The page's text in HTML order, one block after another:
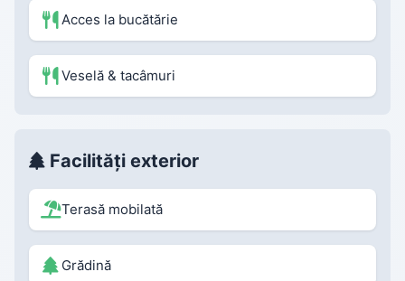
Acces la bucătărie
Veselă & tacâmuri
Facilități exterior
Terasă mobilată
Grădină